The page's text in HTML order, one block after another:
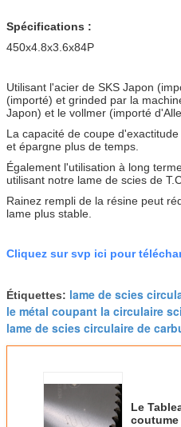
Spécifications :
450x4.8x3.6x84P
Utilisant l'acier de SKS Japon
(importé) et grinded par la
Japon) et le vollmer (importé
La capacité de coupe
et épargne plus de temps.
Également l'utilisation à long
utilisant notre lame de scies de
Rainez rempli de la résine peut
lame plus stable.
Cliquez sur svp ici pour
Étiquettes: lame de scies
le métal coupant la circulaire
lame de scies circulaire de
Le
coutume